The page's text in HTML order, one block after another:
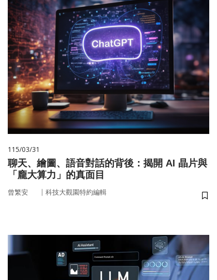
115/03/31
聊天、繪圖、語音對話的背後：揭開 AI 晶片與
「龐大算力」的真面目
曾繁安 ｜ 科技大觀園特約編輯
儲